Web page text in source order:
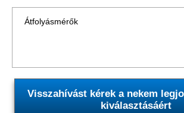
Visszahívást kérek a nekem
kiválasztásáért